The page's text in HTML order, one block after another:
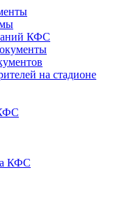
КФС
на стадионе
КФС